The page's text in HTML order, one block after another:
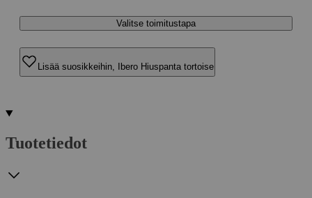
Valitse toimitustapa
Lisää suosikkeihin, Ibero Hiuspanta tortoise
Tuotetiedot